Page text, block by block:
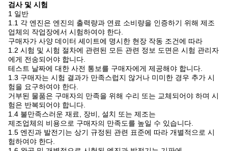
검사 및 시험
1 일반
1.1 각 엔진은 엔진의 출력량과 연료 소비량을 인증하기 위해 제조
업체의 작업장에서 시험하여야 한다.
구매자가 사양 데이터 셰이트에 명시한 현장 작동 조건에 따라
1.2 시험 및 시험 절차에 관련된 모든 관련 정보 도면은 시험 관리자
에게 전송되어야 합니다.
테스트 날짜에 대한 사전 통보를 구매자에게 제공해야 합니다.
1.3 구매자는 시험 결과가 만족스럽지 않거나 미미한 경우 추가 시
험을 요구하여야 한다.
거부된 물품은 구매자의 만족을 위해 수리 또는 교체되어야 하며 시
험은 반복되어야 합니다.
1.4 불만족스러운 재료, 장비, 설치 또는 제조는
제조업체의 비용으로 구매자의 만족도를 높일 수 있습니다.
1.5 엔진과 발전기는 상기 규정된 관련 표준에 따라 개별적으로 시
험하여야 한다.